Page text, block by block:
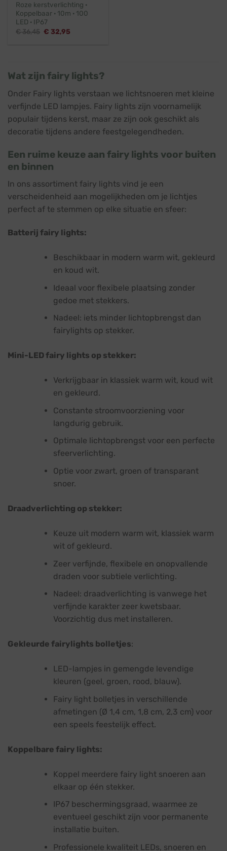
Roze kerstverlichting ·
Koppelbaar · 10m · 100
LED · IP67
€36,45 Oorspronkelijke
€ 32,95
Wat zijn fairy lights?
Onder Fairy lights verstaan we lichtsnoeren met kleine
verfijnde LED lampjes. Fairy lights zijn voornamelijk
populair tijdens kerst, maar ze zijn ook geschikt als
decoratie tijdens andere feestgelegendheden.
Een ruime keuze aan fairy lights voor buiten
en binnen
In ons assortiment fairy lights vind je een
verscheidenheid aan mogelijkheden om je lichtjes
perfect af te stemmen op elke situatie en sfeer:
Batterij fairy lights:
Beschikbaar in modern warm wit, gekleurd
en koud wit.
Ideaal voor flexibele plaatsing zonder
gedoe met stekkers.
Nadeel: iets minder lichtopbrengst dan
fairylights op stekker.
Mini-LED fairy lights op stekker:
Verkrijgbaar in klassiek warm wit, koud wit
en gekleurd.
Constante stroomvoorziening voor
langdurig gebruik.
Optimale lichtopbrengst voor een perfecte
sfeerverlichting.
Optie voor zwart, groen of transparant
snoer.
Draadverlichting op stekker:
Keuze uit modern warm wit, klassiek warm
wit of gekleurd.
Zeer verfijnde, flexibele en onopvallende
draden voor subtiele verlichting.
Nadeel: draadverlichting is vanwege het
verfijnde karakter zeer kwetsbaar.
Voorzichtig dus met installeren.
Gekleurde fairylights bolletjes:
LED-lampjes in gemengde levendige
kleuren (geel, groen, rood, blauw).
Fairy light bolletjes in verschillende
afmetingen (Ø 1,4 cm, 1,8 cm, 2,3 cm) voor
een speels feestelijk effect.
Koppelbare fairy lights:
Koppel meerdere fairy light snoeren aan
elkaar op één stekker.
IP67 beschermingsgraad, waarmee ze
eventueel geschikt zijn voor permanente
installatie buiten.
Professionele kwaliteit LEDs, snoeren en